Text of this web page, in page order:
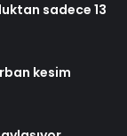
sadece 13
kesim